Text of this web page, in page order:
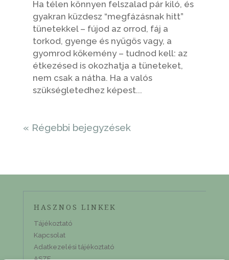
Ha télen könnyen felszalad pár kiló, és
gyakran küzdesz “megfázásnak hitt”
tünetekkel – fújod az orrod, fáj a
torkod, gyenge és nyűgös vagy, a
gyomrod kőkemény – tudnod kell: az
étkezésed is okozhatja a tüneteket,
nem csak a nátha. Ha a valós
szükségletedhez képest...
« Régebbi bejegyzések
HASZNOS LINKEK
Tájékoztató
Kapcsolat
Adatkezelési tájékoztató